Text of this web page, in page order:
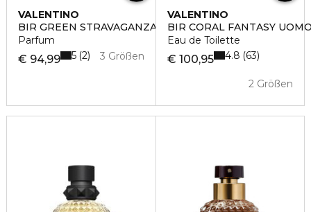
VALENTINO
BIR GREEN STRAVAGANZA DONNA
Parfum
€ 94,99 3 Größen
5 2
VALENTINO
BIR CORAL FANTASY
Eau de Toilette
€ 100,95
2 Größen
4.8 63